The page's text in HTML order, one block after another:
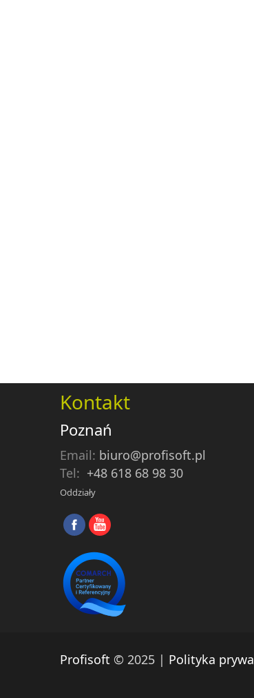
Kontakt
Poznań
Email: biuro@profisoft.pl
Tel: +48 618 68 98 30
Oddziały
Profisoft © 2025 | Polityka